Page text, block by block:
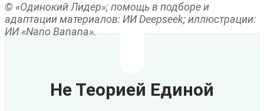
© «Одинокий Лидер»; помощь в подборе и
адаптации материалов: ИИ Deepseek; иллюстрации:
ИИ «Nano Banana».
Не Теорией Единой